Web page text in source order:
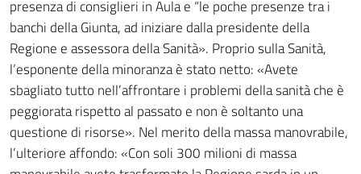
presenza di consiglieri in Aula e “le poche presenze tra i
banchi della Giunta, ad iniziare dalla presidente della
Regione e assessora della Sanità». Proprio sulla Sanità,
l’esponente della minoranza è stato netto: «Avete
sbagliato tutto nell’affrontare i problemi della sanità che è
peggiorata rispetto al passato e non è soltanto una
questione di risorse». Nel merito della massa manovrabile,
l’ulteriore affondo: «Con soli 300 milioni di massa